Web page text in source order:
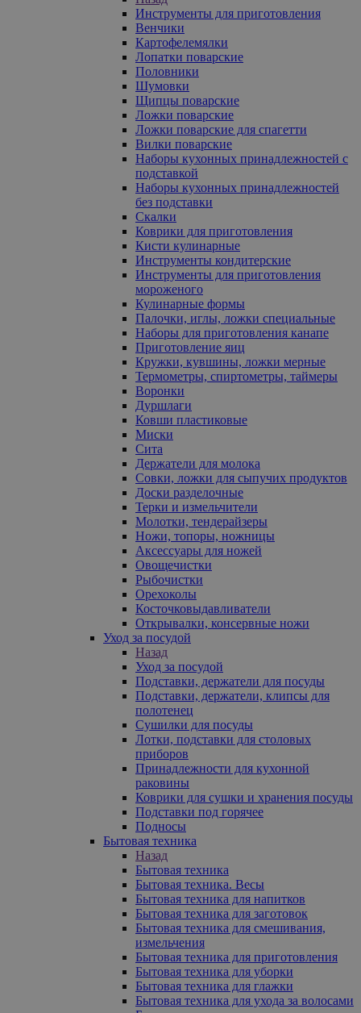
Инструменты для приготовления
Венчики
Картофелемялки
Лопатки поварские
Половники
Шумовки
Щипцы поварские
Ложки поварские
Ложки поварские для спагетти
Вилки поварские
Наборы кухонных принадлежностей с
подставкой
Наборы кухонных принадлежностей
без подставки
Скалки
Коврики для приготовления
Кисти кулинарные
Инструменты кондитерские
Инструменты для приготовления
мороженого
Кулинарные формы
Палочки, иглы, ложки специальные
Наборы для приготовления канапе
Приготовление яиц
Кружки, кувшины, ложки мерные
Термометры, спиртометры, таймеры
Воронки
Дуршлаги
Ковши пластиковые
Миски
Сита
Держатели для молока
Совки, ложки для сыпучих продуктов
Доски разделочные
Терки и измельчители
Молотки, тендерайзеры
Ножи, топоры, ножницы
Аксессуары для ножей
Овощечистки
Рыбочистки
Орехоколы
Косточковыдавливатели
Открывалки, консервные ножи
Уход за посудой
Назад
Уход за посудой
Подставки, держатели для посуды
Подставки, держатели, клипсы для
полотенец
Сушилки для посуды
Лотки, подставки для столовых
приборов
Принадлежности для кухонной
раковины
Коврики для сушки и хранения посуды
Подставки под горячее
Подносы
Бытовая техника
Назад
Бытовая техника
Бытовая техника. Весы
Бытовая техника для напитков
Бытовая техника для заготовок
Бытовая техника для смешивания,
измельчения
Бытовая техника для приготовления
Бытовая техника для уборки
Бытовая техника для глажки
Бытовая техника для ухода за волосами